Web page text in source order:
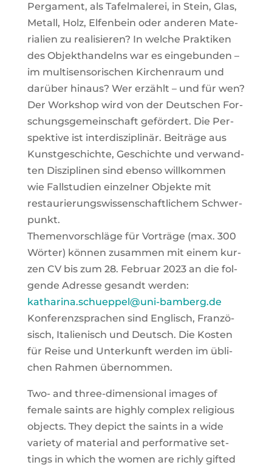
Per­ga­ment, als Tafel­ma­le­rei, in Stein, Glas,
Metall, Holz, Elfen­bein oder ande­ren Mate­
ria­li­en zu rea­li­sie­ren? In wel­che Prak­ti­ken
des Objekt­han­delns war es ein­ge­bun­den –
im mul­ti­sen­so­ri­schen Kir­chen­raum und
dar­über hin­aus? Wer erzählt – und für wen?
Der Work­shop wird von der Deut­schen For­
schungs­ge­mein­schaft geför­dert. Die Per­
spek­ti­ve ist inter­dis­zi­pli­när. Bei­trä­ge aus
Kunst­ge­schich­te, Geschich­te und ver­wand­
ten Dis­zi­pli­nen sind eben­so will­kom­men
wie Fall­stu­di­en ein­zel­ner Objek­te mit
restau­rie­rungs­wis­sen­schaft­li­chem Schwer­
punkt.
The­men­vor­schlä­ge für Vor­trä­ge (max. 300
Wör­ter) kön­nen zusam­men mit einem kur­
zen CV bis zum 28. Febru­ar 2023 an die fol­
gen­de Adres­se gesandt wer­den:
katharina.schueppel@uni-bamberg.de
Kon­fe­renz­spra­chen sind Eng­lisch, Fran­zö­
sisch, Ita­lie­nisch und Deutsch. Die Kos­ten
für Rei­se und Unter­kunft wer­den im übli­
chen Rah­men über­nom­men.
Two- and three-dimen­sio­nal images of
fema­le saints are high­ly com­plex reli­gious
objects. They depict the saints in a wide
varie­ty of mate­ri­al and per­for­ma­ti­ve set­
tings in which the women are rich­ly gifted